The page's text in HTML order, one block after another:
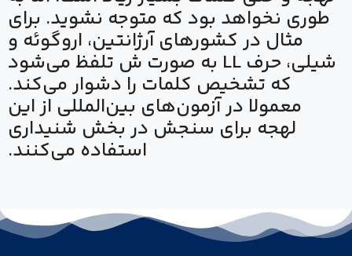
طوری نخواهد بود که متوجه نشوید. برای
مثال در کشورهای آرژانتین، اروگوئه و
شیلی، حرف LL به صورت ش تلفظ می‌شود
که تشخیص کلمات را دشوار می‌کند.
معمولا در آزمون‌های بین‌المللی از این
لهجه برای سنجش در بخش شنیداری
استفاده می‌کنند.